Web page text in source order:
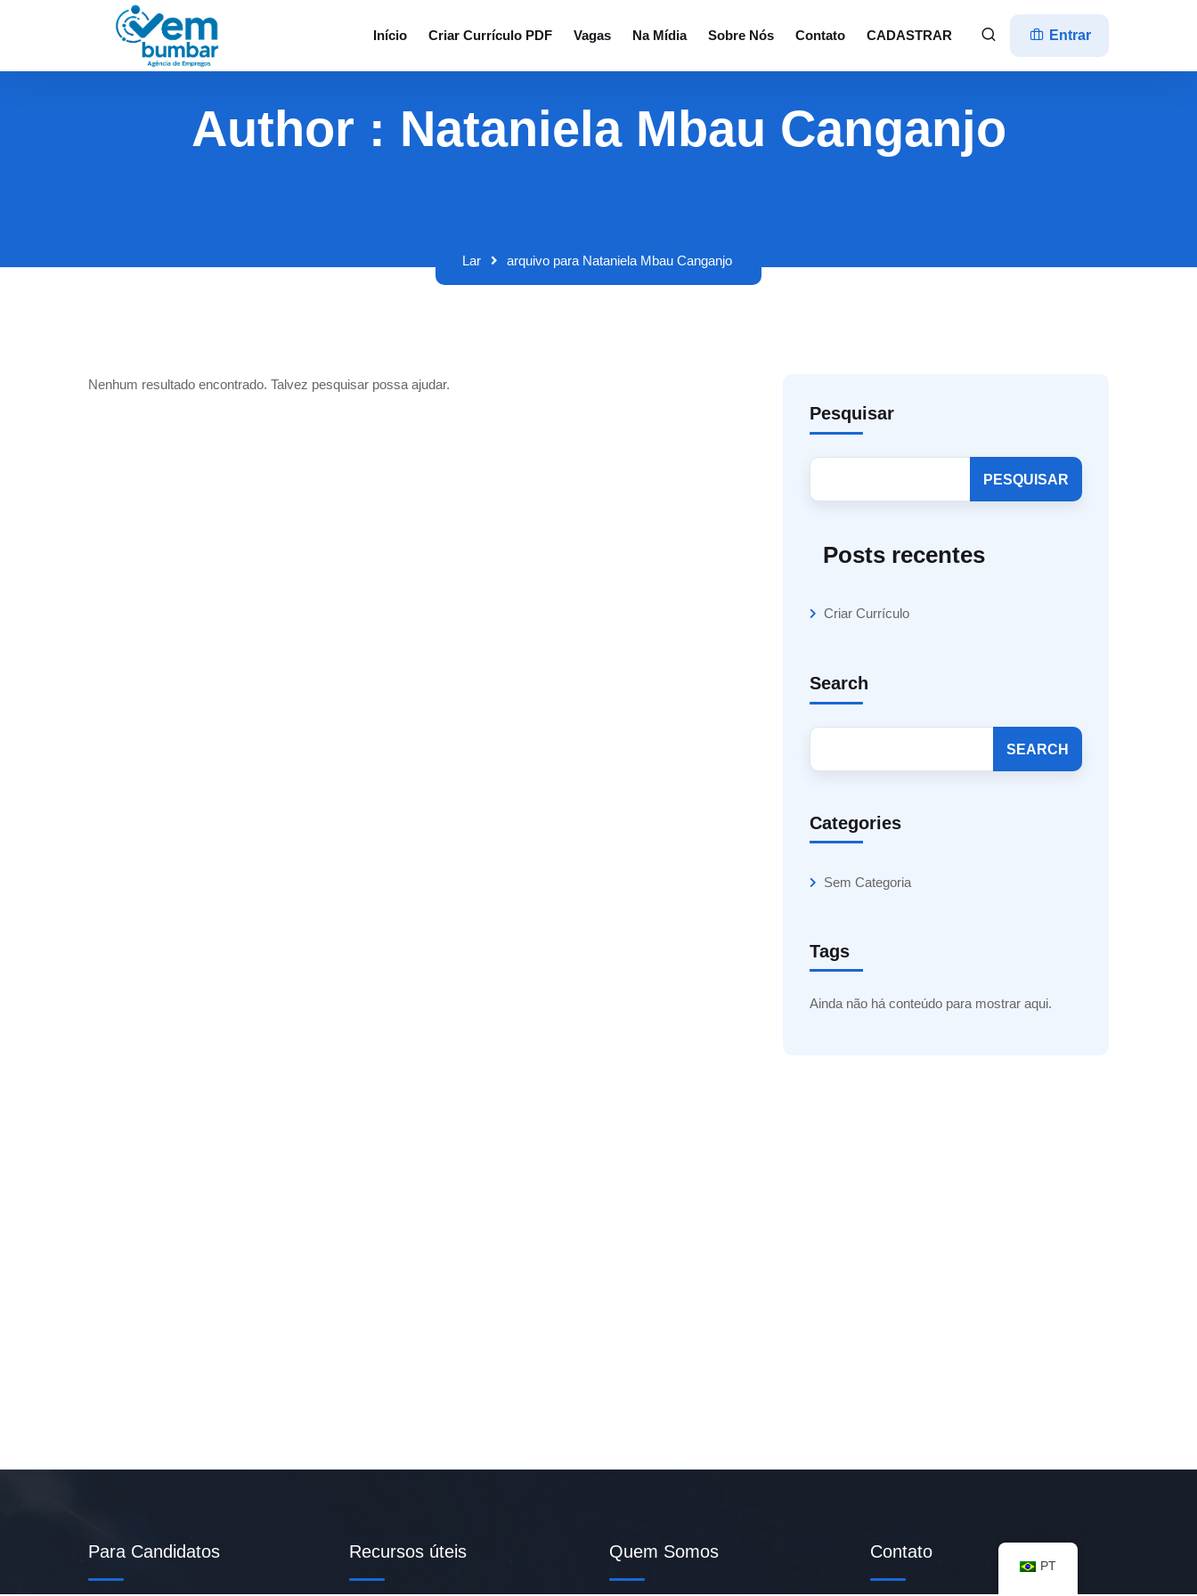
Entrar
Início Criar Currículo PDF Vagas Na Mídia Sobre Nós Contato CADASTRAR
Author : Nataniela Mbau Canganjo
Lar arquivo para Nataniela Mbau Canganjo
Nenhum resultado encontrado. Talvez pesquisar possa ajudar.
Pesquisar
PESQUISAR
Posts recentes
Criar Currículo
Search
SEARCH
Categories
Sem Categoria
Tags
Ainda não há conteúdo para mostrar aqui.
Para Candidatos Recursos úteis Quem Somos Contato
PT